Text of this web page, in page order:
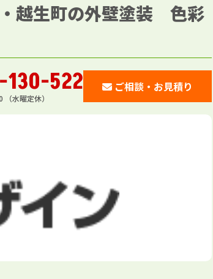
越生町の外壁塗装 色彩
130-522
水曜定休）
ご相談・お見積り